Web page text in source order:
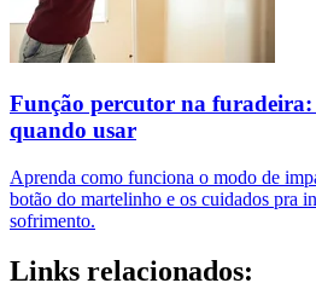
Função percutor na furadeira:
quando usar
Aprenda como funciona o modo de
botão do martelinho e os cuidados pra
sofrimento.
Links relacionados: